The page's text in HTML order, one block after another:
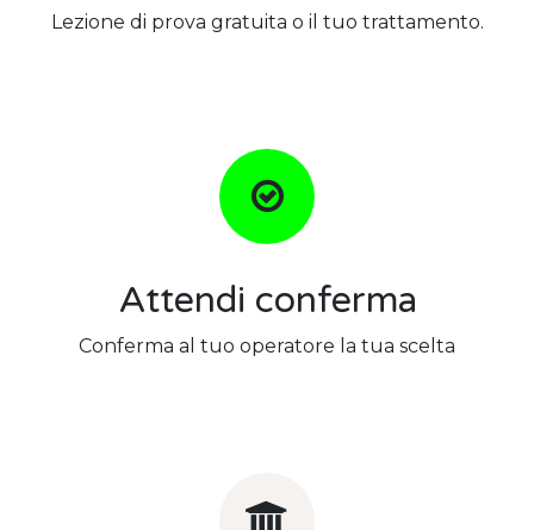
Lezione di prova gratuita o il tuo trattamento.
Attendi conferma
Conferma al tuo operatore la tua scelta